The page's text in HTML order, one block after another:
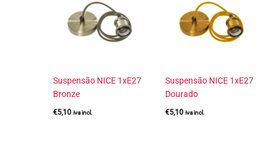
Suspensão NICE 1xE27
Bronze
€5,10 iva incl.
Suspensão NICE 1xE27
Dourado
€5,10 iva incl.